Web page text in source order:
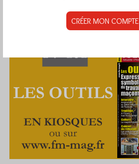
Abonnement aux Newsletters - RSS
CRÉER MON COMPTE